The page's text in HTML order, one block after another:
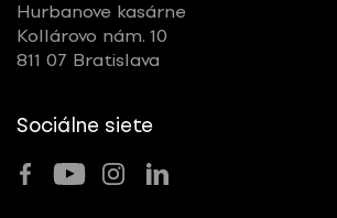
Hurbanove kasárne
Kollárovo nám. 10
811 07 Bratislava
Sociálne siete